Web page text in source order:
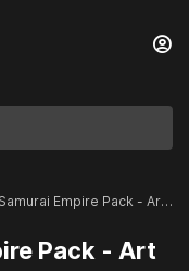
POLYGON - Samurai Empire Pack - Art by Synty
Pack - Art